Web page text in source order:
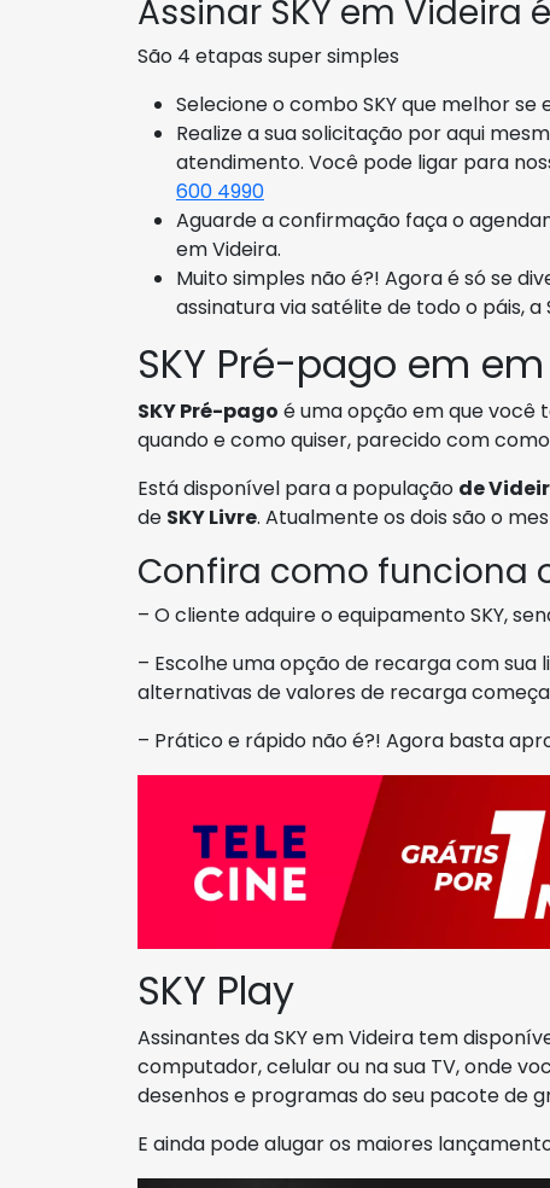
Assinar SKY em Videira
São 4 etapas super simples
Selecione o combo SKY que melhor se
Realize a sua solicitação por aqui
atendimento. Você pode ligar para
600 4990
Aguarde a confirmação faça o
em Videira.
Muito simples não é?! Agora é só se
assinatura via satélite de todo o páis, a
SKY Pré-pago em
SKY Pré-pago é uma opção em que você
quando e como quiser, parecido com
Está disponível para a população de
de SKY Livre. Atualmente os dois são o
Confira como funciona
– O cliente adquire o equipamento SKY,
– Escolhe uma opção de recarga com
alternativas de valores de recarga
– Prático e rápido não é?! Agora basta
SKY Play
Assinantes da SKY em Videira tem
computador, celular ou na sua TV, onde
desenhos e programas do seu pacote de
E ainda pode alugar os maiores